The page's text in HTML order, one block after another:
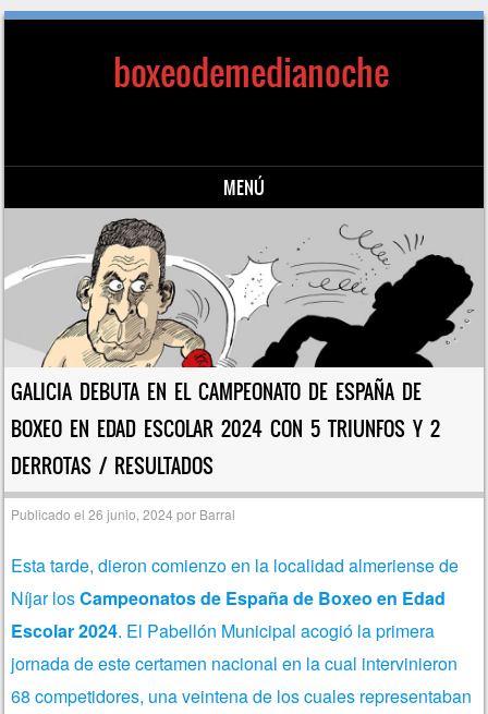
boxeodemedianoche
MENÚ
Saltar al contenido
GALICIA DEBUTA EN EL CAMPEONATO DE ESPAÑA DE
BOXEO EN EDAD ESCOLAR 2024 CON 5 TRIUNFOS Y 2
DERROTAS / RESULTADOS
Publicado el26 junio, 2024 por Barral
Esta tarde, dieron comienzo en la localidad almeriense de
Níjar losCampeonatos de España de Boxeo en Edad
Escolar 2024. El Pabellón Municipal acogió la primera
jornada de este certamen nacional en la cual intervinieron
68 competidores, una veintena de los cuales representaban